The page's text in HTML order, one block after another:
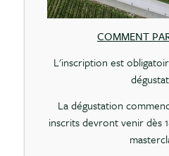
COMMENT
L'inscription est
La dégustation
inscrits devront venir dès